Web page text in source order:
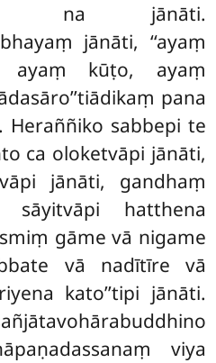
na jānāti.
jānāti, ‘‘ayaṃ
ayaṃ kūṭo, ayaṃ
pana
Heraññiko sabbepi te
ca oloketvāpi jānāti,
jānāti, gandhaṃ
sāyitvāpi hatthena
gāme vā nigame
vā nadītīre vā
kato’’tipi jānāti.
viya